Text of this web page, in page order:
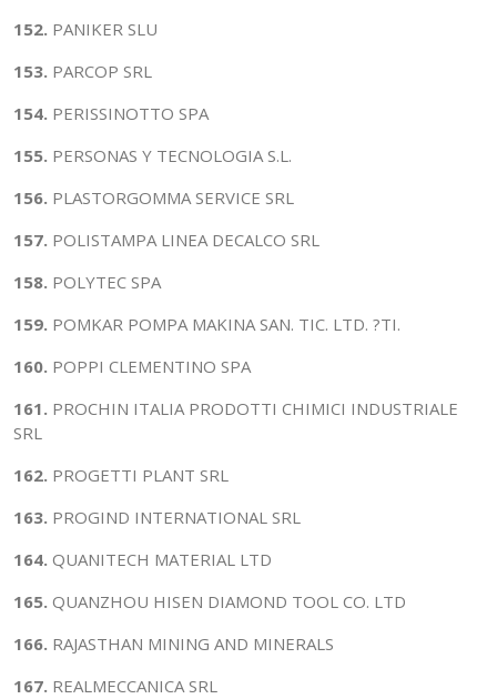
152. PANIKER SLU
153. PARCOP SRL
154. PERISSINOTTO SPA
155. PERSONAS Y TECNOLOGIA S.L.
156. PLASTORGOMMA SERVICE SRL
157. POLISTAMPA LINEA DECALCO SRL
158. POLYTEC SPA
159. POMKAR POMPA MAKINA SAN. TIC. LTD. ?TI.
160. POPPI CLEMENTINO SPA
161. PROCHIN ITALIA PRODOTTI CHIMICI INDUSTRIALE
SRL
162. PROGETTI PLANT SRL
163. PROGIND INTERNATIONAL SRL
164. QUANITECH MATERIAL LTD
165. QUANZHOU HISEN DIAMOND TOOL CO. LTD
166. RAJASTHAN MINING AND MINERALS
167. REALMECCANICA SRL